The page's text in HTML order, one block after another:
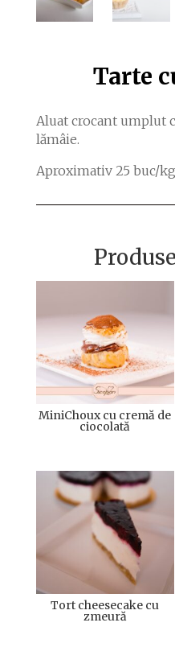
Tarte
Aluat crocant umplut
lămâie.
Aproximativ 25 buc/
MiniChoux cu cremă de
ciocolată
Tort cheesecake cu
zmeură